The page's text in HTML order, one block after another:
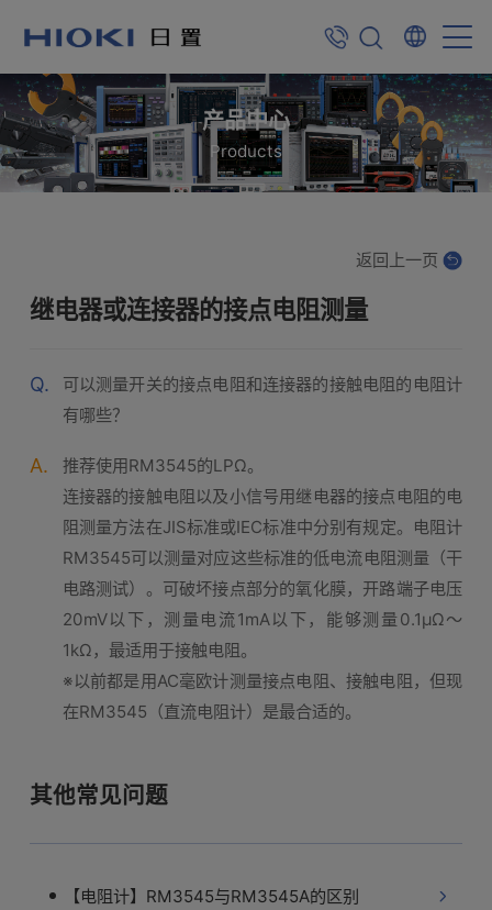
产品中心
Products
继电器或连接器的接点电阻测量
返回上一页
Q.
可以测量开关的接点电阻和连接器的接触电阻的电阻计
有哪些？
A.
推荐使用RM3545的LPΩ。
连接器的接触电阻以及小信号用继电器的接点电阻的电
阻测量方法在JIS标准或IEC标准中分别有规定。电阻计
RM3545可以测量对应这些标准的低电流电阻测量（干
电路测试）。可破坏接点部分的氧化膜，开路端子电压
20mV以下，测量电流1mA以下，能够测量0.1μΩ～
1kΩ，最适用于接触电阻。
※以前都是用AC毫欧计测量接点电阻、接触电阻，但现
在RM3545（直流电阻计）是最合适的。
其他常见问题
【电阻计】RM3545与RM3545A的区别